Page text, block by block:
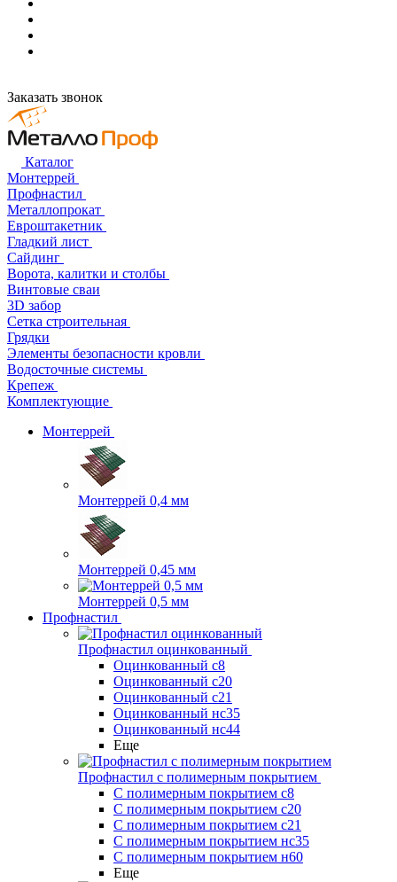
Заказать звонок
Каталог
Монтеррей
Профнастил
Металлопрокат
Евроштакетник
Гладкий лист
Сайдинг
Ворота, калитки и столбы
Винтовые сваи
3D забор
Сетка строительная
Грядки
Элементы безопасности кровли
Водосточные системы
Крепеж
Комплектующие
Монтеррей
Монтеррей 0,4 мм
Монтеррей 0,45 мм
Монтеррей 0,5 мм
Профнастил
Профнастил оцинкованный
Оцинкованный с8
Оцинкованный с20
Оцинкованный с21
Оцинкованный нс35
Оцинкованный нс44
Еще
Профнастил с полимерным покрытием
С полимерным покрытием с8
С полимерным покрытием с20
С полимерным покрытием с21
С полимерным покрытием нс35
С полимерным покрытием н60
Еще